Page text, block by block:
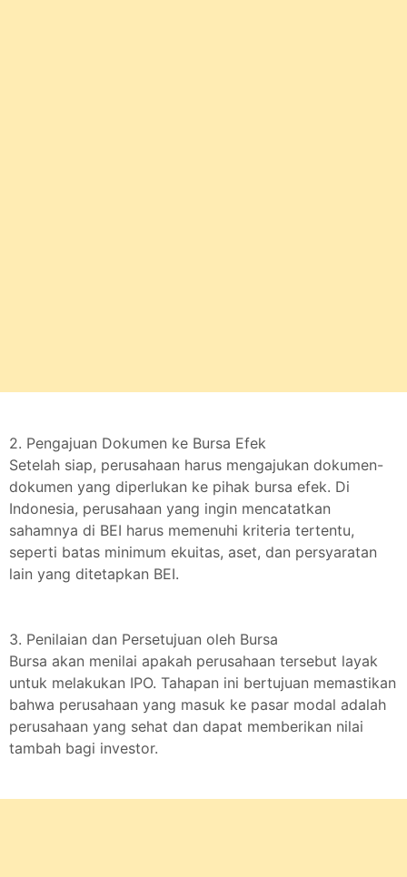
2. Pengajuan Dokumen ke Bursa Efek
Setelah siap, perusahaan harus mengajukan dokumen-
dokumen yang diperlukan ke pihak bursa efek. Di
Indonesia, perusahaan yang ingin mencatatkan
sahamnya di BEI harus memenuhi kriteria tertentu,
seperti batas minimum ekuitas, aset, dan persyaratan
lain yang ditetapkan BEI.
3. Penilaian dan Persetujuan oleh Bursa
Bursa akan menilai apakah perusahaan tersebut layak
untuk melakukan IPO. Tahapan ini bertujuan memastikan
bahwa perusahaan yang masuk ke pasar modal adalah
perusahaan yang sehat dan dapat memberikan nilai
tambah bagi investor.